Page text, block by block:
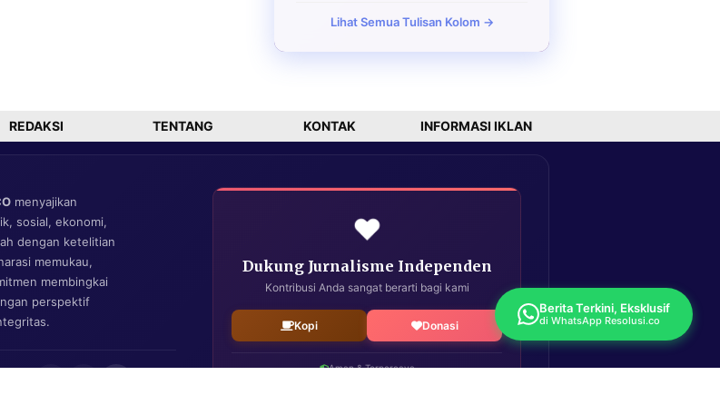
Lihat Semua Tulisan Kolom →
REDAKSI TENTANG KONTAK INFORMASI IKLAN
menyajikan
sosial, ekonomi,
dengan ketelitian
memukau,
membingkai
perspektif
❤️
Dukung Jurnalisme Independen
Kontribusi Anda sangat berarti bagi kami
Kopi Donasi
Aman & Terpercaya
Berita Terkini, Eksklusif
di WhatsApp Resolusi.co